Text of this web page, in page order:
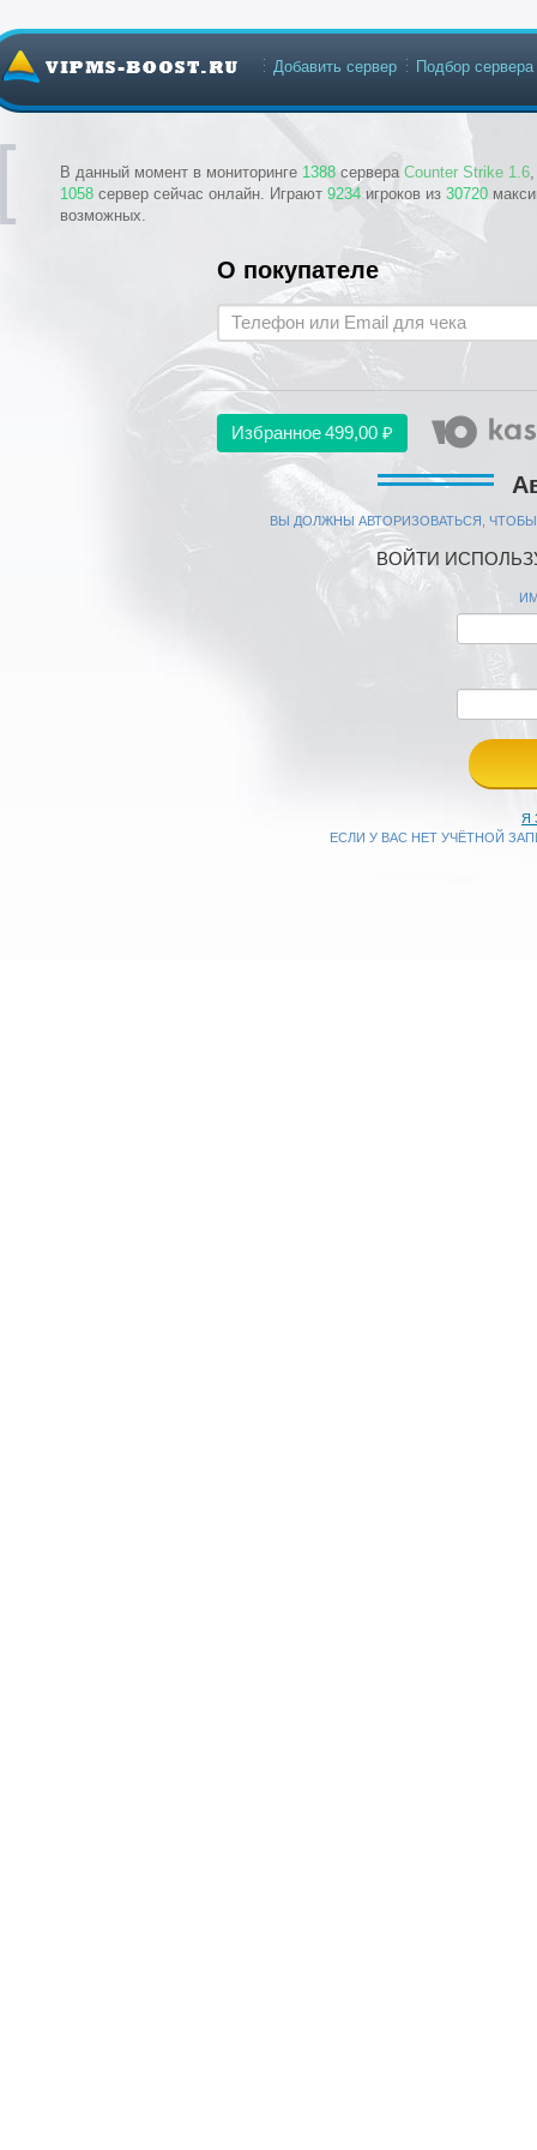
В данный момент в мониторинге 1388 сервера Counter Strike 1.6
1058 сервер сейчас онлайн. Играют 9234 игроков из 30720
возможных.
Добавить сервер Подбор сервера
О покупателе
Избранное499,00 ₽
ВЫ ДОЛЖНЫ АВТОРИЗОВАТЬСЯ,
ВОЙТИ
Я
ЕСЛИ У ВАС НЕТ УЧЁТНОЙ